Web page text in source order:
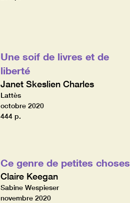
Une soif de livres et de
liberté
Janet Skeslien Charles
Lattès
octobre 2020
444 p.
Ce genre de petites choses
Claire Keegan
Sabine Wespieser
novembre 2020